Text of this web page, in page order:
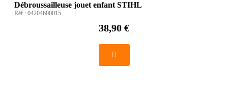
Débroussailleuse jouet enfant STIHL
Réf : 04204600015
38,90 €